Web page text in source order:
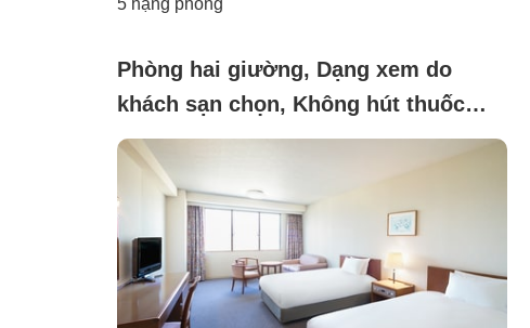
5 hạng phòng
Phòng hai giường, Dạng xem do
khách sạn chọn, Không hút thuốc
(Giường sofa cổ điển 2[Kèm ưu đãi
lounge])